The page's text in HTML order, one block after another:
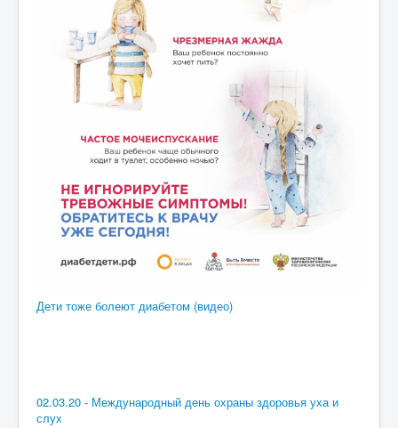
Дети тоже болеют диабетом (видео)
02.03.20 - Международный день охраны здоровья уха и
слух